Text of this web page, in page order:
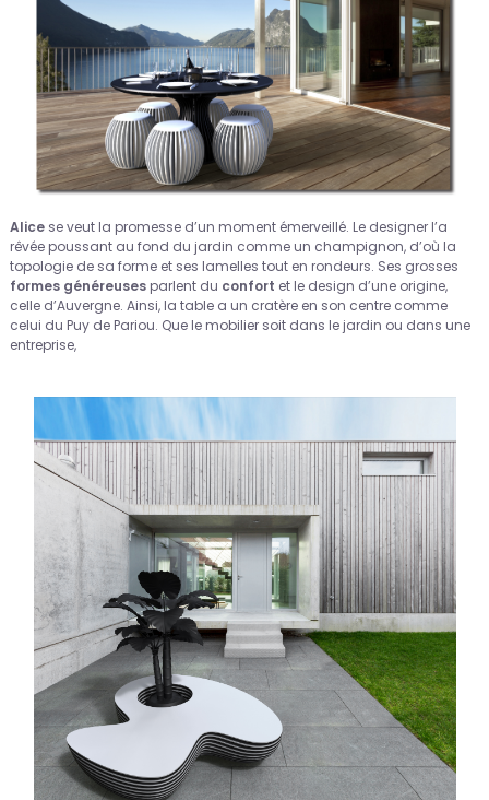
Alice se veut la promesse d’un moment émerveillé. Le designer l’a
rêvée poussant au fond du jardin comme un champignon, d’où la
topologie de sa forme et ses lamelles tout en rondeurs. Ses grosses
formes généreuses parlent du confort et le design d’une origine,
celle d’Auvergne. Ainsi, la table a un cratère en son centre comme
celui du Puy de Pariou. Que le mobilier soit dans le jardin ou dans une
entreprise,